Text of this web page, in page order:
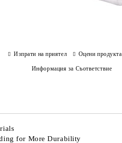
Изпрати на приятел Оцени продукта
Информация за Съответствие
for More Durability